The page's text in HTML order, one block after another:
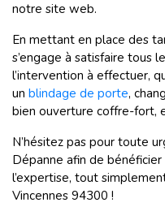
notre site web.
En mettant en place des
s’engage à satisfaire tous
l’intervention à effectuer,
un blindage de porte,
bien ouverture coffre-fort,
N’hésitez pas pour toute
Dépanne afin de
l’expertise, tout
Vincennes 94300 !